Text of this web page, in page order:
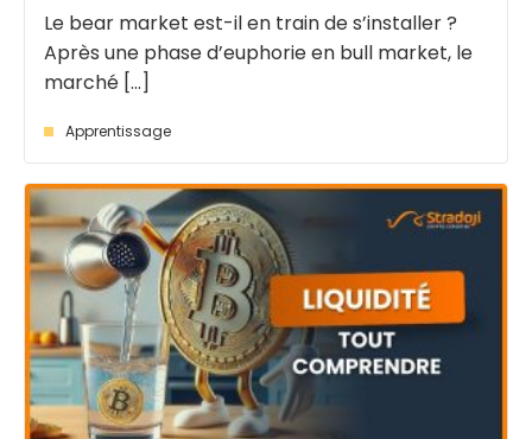
Le bear market est-il en train de s’installer ?
Après une phase d’euphorie en bull market, le
marché [...]
Apprentissage